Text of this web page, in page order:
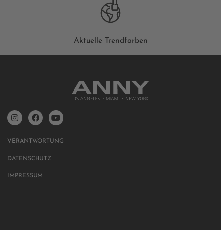
Aktuelle Trendfarben
VERANTWORTUNG
DATENSCHUTZ
IMPRESSUM